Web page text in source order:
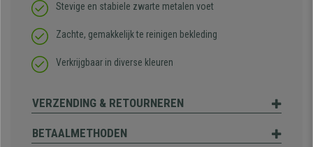
Stevige en stabiele zwarte metalen voet
Zachte, gemakkelijk te reinigen bekleding
Verkrijgbaar in diverse kleuren
VERZENDING & RETOURNEREN
BETAALMETHODEN